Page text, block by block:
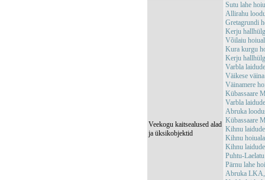
Veekogu kaitsealused alad
ja üksikobjektid
Sutu lahe
Allirahu
Gretagrundi
Kerju
Võilaiu
Kura kurgu
Kerju
Varbla
Väikese
Väinamere
Kübassaare
Varbla
Abruka
Kübassaare
Kihnu
Kihnu
Kihnu
Puhtu-
Pärnu lahe
Abruka LKA,